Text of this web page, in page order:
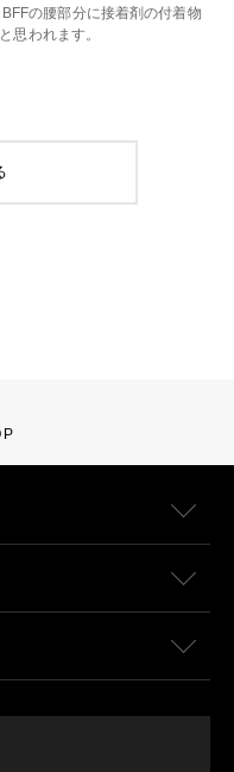
の腰部分に接着剤の付着物
思われます。